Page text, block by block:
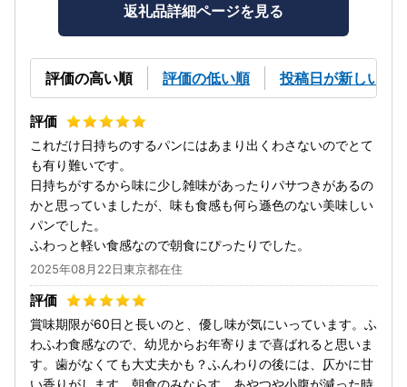
返礼品詳細ページを見る
評価の高い順 評価の低い順 投稿日が新しい順
これだけ日持ちのするパンにはあまり出くわさないのでとて
も有り難いです。
日持ちがするから味に少し雑味があったりパサつきがあるの
かと思っていましたが、味も食感も何ら遜色のない美味しい
パンでした。
ふわっと軽い食感なので朝食にぴったりでした。
2025年08月22日東京都在住
賞味期限が60日と長いのと、優し味が気にいっています。ふ
わふわ食感なので、幼児からお年寄りまで喜ばれると思いま
す。歯がなくても大丈夫かも？ふんわりの後には、仄かに甘